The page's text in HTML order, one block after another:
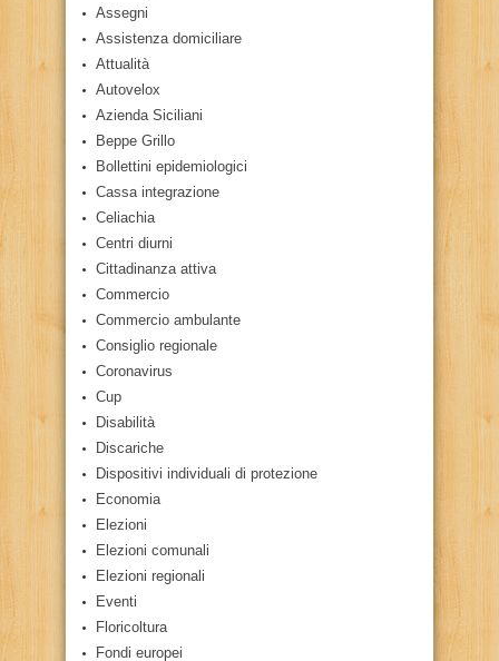
Assegni
Assistenza domiciliare
Attualità
Autovelox
Azienda Siciliani
Beppe Grillo
Bollettini epidemiologici
Cassa integrazione
Celiachia
Centri diurni
Cittadinanza attiva
Commercio
Commercio ambulante
Consiglio regionale
Coronavirus
Cup
Disabilità
Discariche
Dispositivi individuali di protezione
Economia
Elezioni
Elezioni comunali
Elezioni regionali
Eventi
Floricoltura
Fondi europei